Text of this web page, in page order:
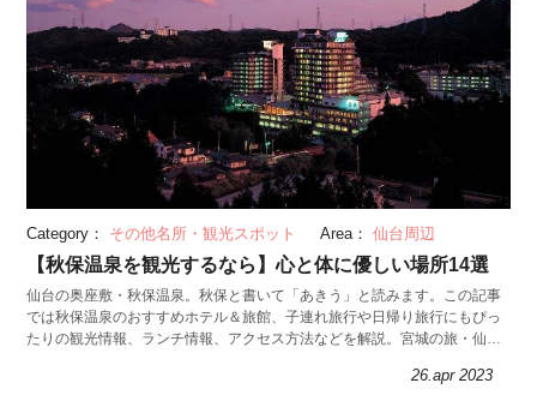
Category： その他名所・観光スポット Area： 仙台周辺
【秋保温泉を観光するなら】心と体に優しい場所14選
仙台の奥座敷・秋保温泉。秋保と書いて「あきう」と読みます。この記事
では秋保温泉のおすすめホテル＆旅館、子連れ旅行や日帰り旅行にもぴっ
たりの観光情報、ランチ情報、アクセス方法などを解説。宮城の旅・仙台
26.apr 2023